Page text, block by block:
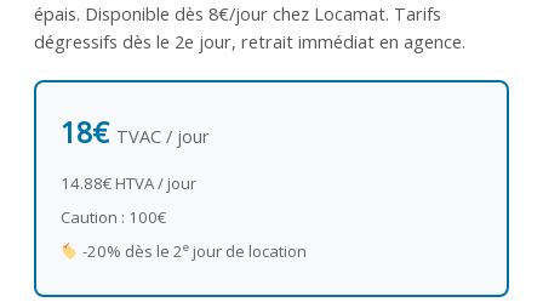
épais. Disponible dès 8€/jour chez Locamat. Tarifs
dégressifs dès le 2e jour, retrait immédiat en agence.
18€ TVAC / jour
14.88€ HTVA / jour
Caution : 100€
-20% dès le 2ejour de location